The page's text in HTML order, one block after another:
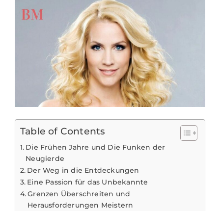
Table of Contents
Die Frühen Jahre und Die Funken der
Neugierde
Der Weg in die Entdeckungen
Eine Passion für das Unbekannte
Grenzen Überschreiten und
Herausforderungen Meistern